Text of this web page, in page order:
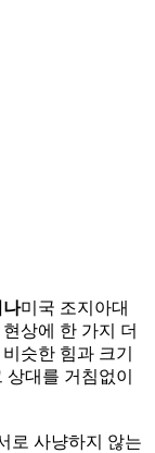
나미국 조지아대
상에 한 가지 더
슷한 힘과 크기
대를 거침없이
로 사냥하지 않는